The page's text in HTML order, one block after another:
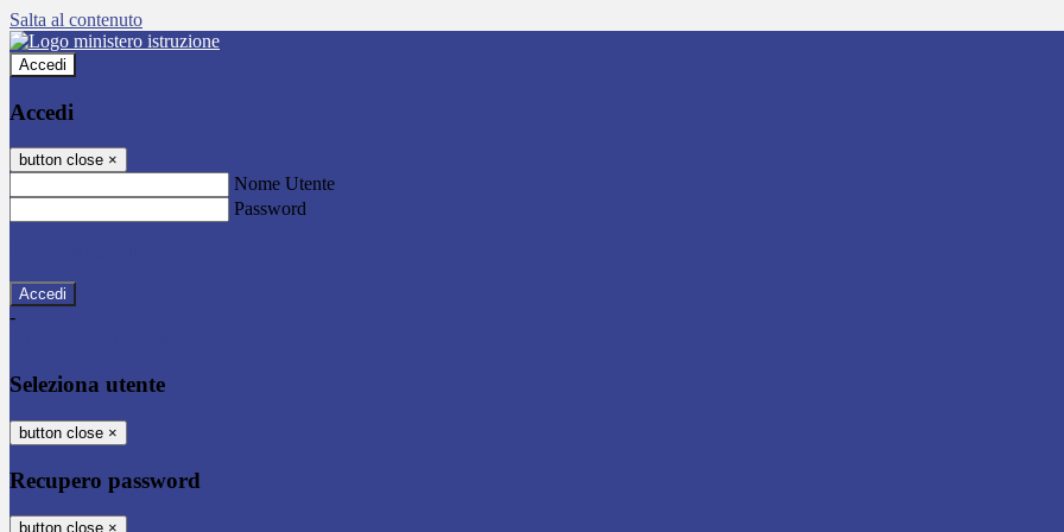
Salta al contenuto
Accedi
Accedi
button close ×
Nome Utente
Password
-
Seleziona utente
button close ×
Recupero password
button close ×